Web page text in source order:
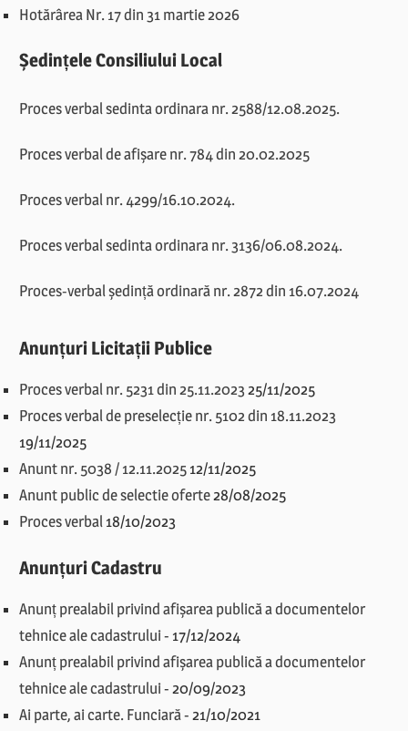
Hotărârea Nr. 17 din 31 martie 2026
Ședințele Consiliului Local
Proces verbal sedinta ordinara nr. 2588/12.08.2025.
Proces verbal de afișare nr. 784 din 20.02.2025
Proces verbal nr. 4299/16.10.2024.
Proces verbal sedinta ordinara nr. 3136/06.08.2024.
Proces-verbal ședință ordinară nr. 2872 din 16.07.2024
Anunțuri Licitații Publice
Proces verbal nr. 5231 din 25.11.2023 25/11/2025
Proces verbal de preselecție nr. 5102 din 18.11.2023
19/11/2025
Anunt nr. 5038 / 12.11.2025 12/11/2025
Anunt public de selectie oferte28/08/2025
Proces verbal 18/10/2023
Anunțuri Cadastru
Anunț prealabil privind afișarea publică a documentelor
tehnice ale cadastrului- 17/12/2024
Anunț prealabil privind afișarea publică a documentelor
tehnice ale cadastrului-20/09/2023
Ai parte, ai carte. Funciară -21/10/2021